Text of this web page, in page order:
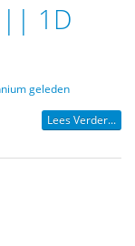
|| 1D
geleden
Lees Verder...